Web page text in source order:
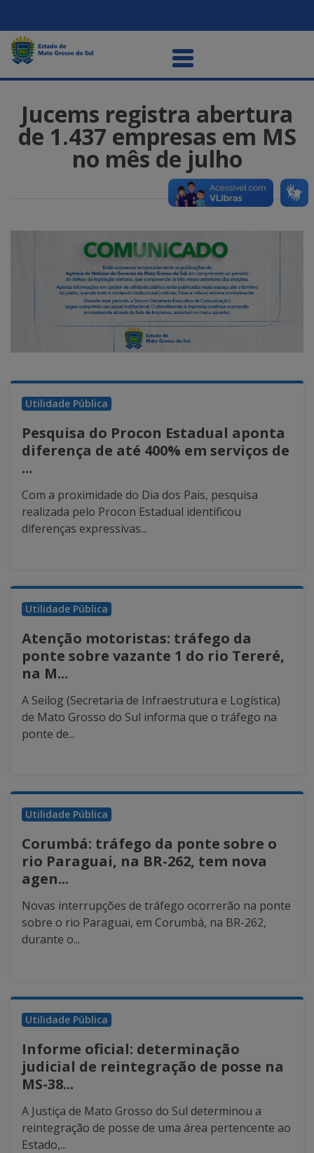
Jucems registra abertura
de 1.437 empresas em MS
no mês de julho
Utilidade Pública
Pesquisa do Procon Estadual aponta
diferença de até 400% em serviços de
...
Com a proximidade do Dia dos Pais, pesquisa
realizada pelo Procon Estadual identificou
diferenças expressivas...
Utilidade Pública
Atenção motoristas: tráfego da
ponte sobre vazante 1 do rio Tereré,
na M...
A Seilog (Secretaria de Infraestrutura e Logística)
de Mato Grosso do Sul informa que o tráfego na
ponte de...
Utilidade Pública
Corumbá: tráfego da ponte sobre o
rio Paraguai, na BR-262, tem nova
agen...
Novas interrupções de tráfego ocorrerão na ponte
sobre o rio Paraguai, em Corumbá, na BR-262,
durante o...
Utilidade Pública
Informe oficial: determinação
judicial de reintegração de posse na
MS-38...
A Justiça de Mato Grosso do Sul determinou a
reintegração de posse de uma área pertencente ao
Estado,...